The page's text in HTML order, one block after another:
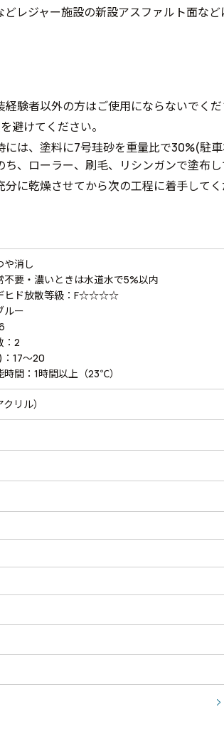
レジャー施設の新設アスファルト面など
験者以外の方はご使用にならないでくだ
避けてください。
は、塗料に7号珪砂を重量比で30%(駐車
、ローラー、刷毛、リシンガンで塗布し
に乾燥させてから次の工程に着手してく
や消し
不要・濃いときは水道水で5%以内
ヒド放散等級：F☆☆☆☆
ルー
：2
17～20
間：1時間以上（23℃）
リル）